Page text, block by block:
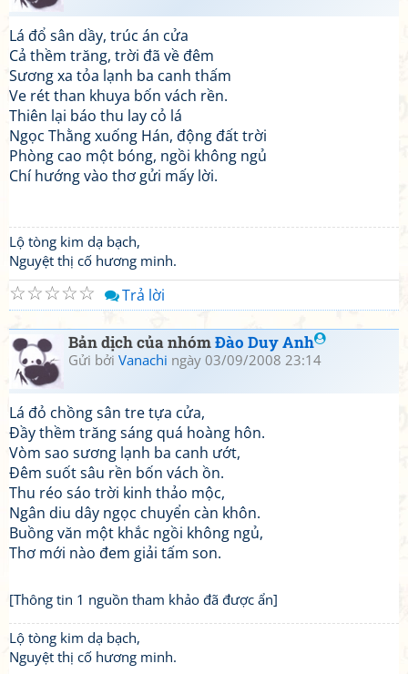
Lá đổ sân dầy, trúc án cửa
Cả thềm trăng, trời đã về đêm
Sương xa tỏa lạnh ba canh thấm
Ve rét than khuya bốn vách rền.
Thiên lại báo thu lay cỏ lá
Ngọc Thằng xuống Hán, động đất trời
Phòng cao một bóng, ngồi không ngủ
Chí hướng vào thơ gửi mấy lời.
Lộ tòng kim dạ bạch,
Nguyệt thị cố hương minh.
☆
☆
☆
☆
☆ Trả lời
Bản dịch của nhómĐào Duy Anh
Gửi bởi Vanachi ngày 03/09/2008 23:14
Lá đỏ chồng sân tre tựa cửa,
Đầy thềm trăng sáng quá hoàng hôn.
Vòm sao sương lạnh ba canh ướt,
Đêm suốt sâu rền bốn vách ồn.
Thu réo sáo trời kinh thảo mộc,
Ngân diu dây ngọc chuyển càn khôn.
Buồng văn một khắc ngồi không ngủ,
Thơ mới nào đem giải tấm son.
[Thông tin 1 nguồn tham khảo đã được ẩn]
Lộ tòng kim dạ bạch,
Nguyệt thị cố hương minh.